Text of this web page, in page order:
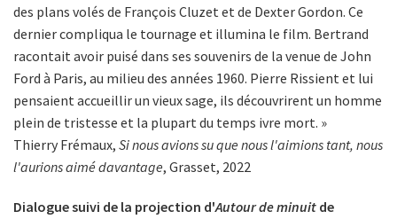
des plans volés de François Cluzet et de Dexter Gordon. Ce
dernier compliqua le tournage et illumina le film. Bertrand
racontait avoir puisé dans ses souvenirs de la venue de John
Ford à Paris, au milieu des années 1960. Pierre Rissient et lui
pensaient accueillir un vieux sage, ils découvrirent un homme
plein de tristesse et la plupart du temps ivre mort. »
Thierry Frémaux, Si nous avions su que nous l'aimions tant, nous
l'aurions aimé davantage, Grasset, 2022
Dialogue suivi de la projection d'Autour de minuit de